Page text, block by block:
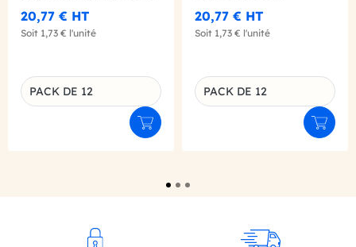
20,77 € HT
Soit 1,73 € l'unité
Déclinaison du produit
PACK DE 12
Ajouter au panier
20,77 € HT
Soit 1,73 € l'unité
Déclinaison du produit
PACK DE 12